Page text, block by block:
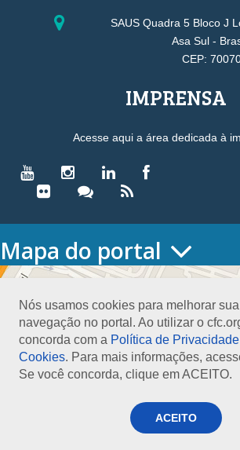
Nós usamos cookies para melhorar
navegação no portal. Ao utilizar o
concorda com a Política de Privacidade
Cookies. Para mais informações,
Se você concorda, clique em ACEITO.
ACEITO
SAUS Quadra 5 Bloco J
Asa Sul -
CEP:
IMPRENSA
Acesse aqui a área dedicada à
Mapa do portal
HOME
Conselho Diretor
Nossa Sede
Planejamento
Organograma
Medalha João Lyra